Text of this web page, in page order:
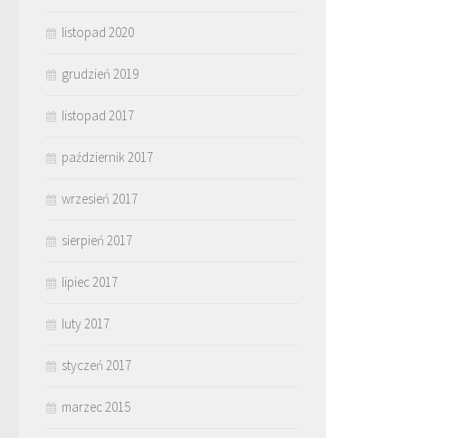
listopad 2020
grudzień 2019
listopad 2017
październik 2017
wrzesień 2017
sierpień 2017
lipiec 2017
luty 2017
styczeń 2017
marzec 2015